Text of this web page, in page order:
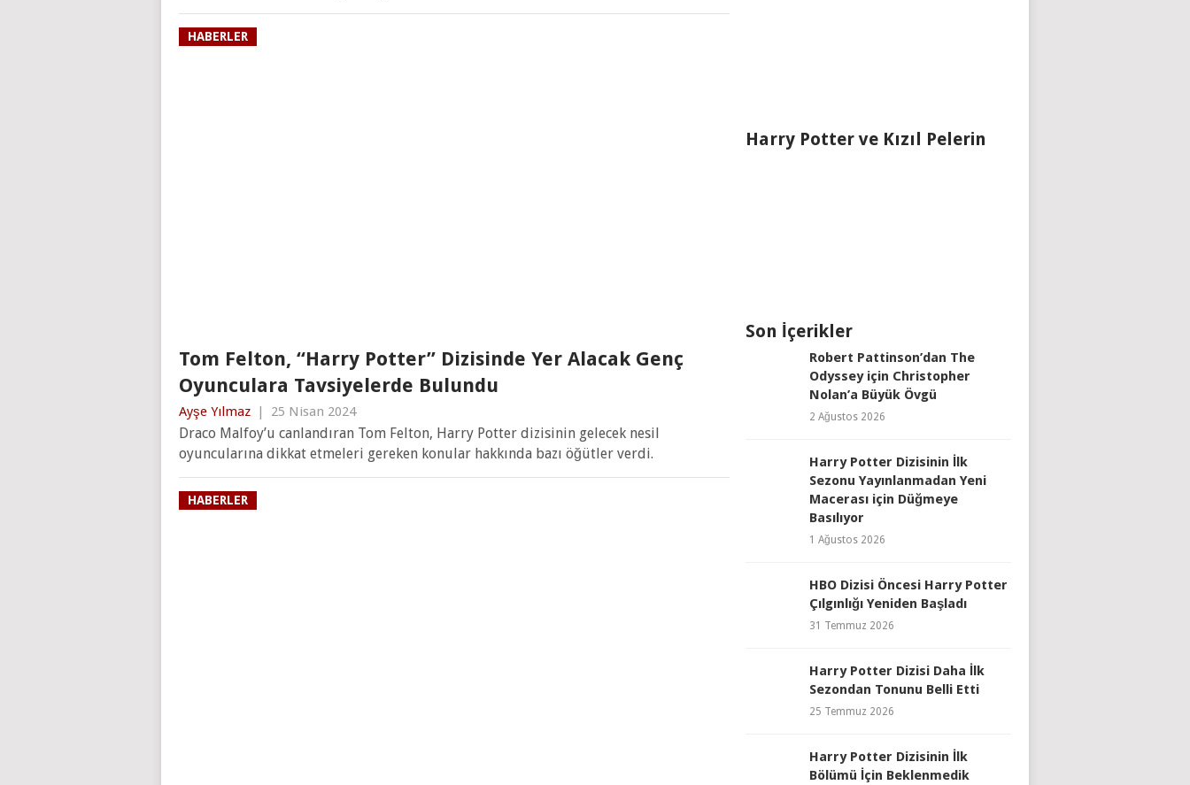
HABERLER
Tom Felton, “Harry Potter” Dizisinde Yer Alacak Genç
Oyunculara Tavsiyelerde Bulundu
Ayşe Yılmaz 25 Nisan 2024
Draco Malfoy’u canlandıran Tom Felton, Harry Potter dizisinin gelecek nesil
oyuncularına dikkat etmeleri gereken konular hakkında bazı öğütler verdi.
HABERLER
Harry Potter ve Kızıl Pelerin
Son İçerikler
Robert Pattinson’dan The
Odyssey için Christopher
Nolan’a Büyük Övgü
2 Ağustos 2026
Harry Potter Dizisinin İlk
Sezonu Yayınlanmadan Yeni
Macerası için Düğmeye
Basılıyor
1 Ağustos 2026
HBO Dizisi Öncesi Harry Potter
Çılgınlığı Yeniden Başladı
31 Temmuz 2026
Harry Potter Dizisi Daha İlk
Sezondan Tonunu Belli Etti
25 Temmuz 2026
Harry Potter Dizisinin İlk
Bölümü İçin Beklenmedik